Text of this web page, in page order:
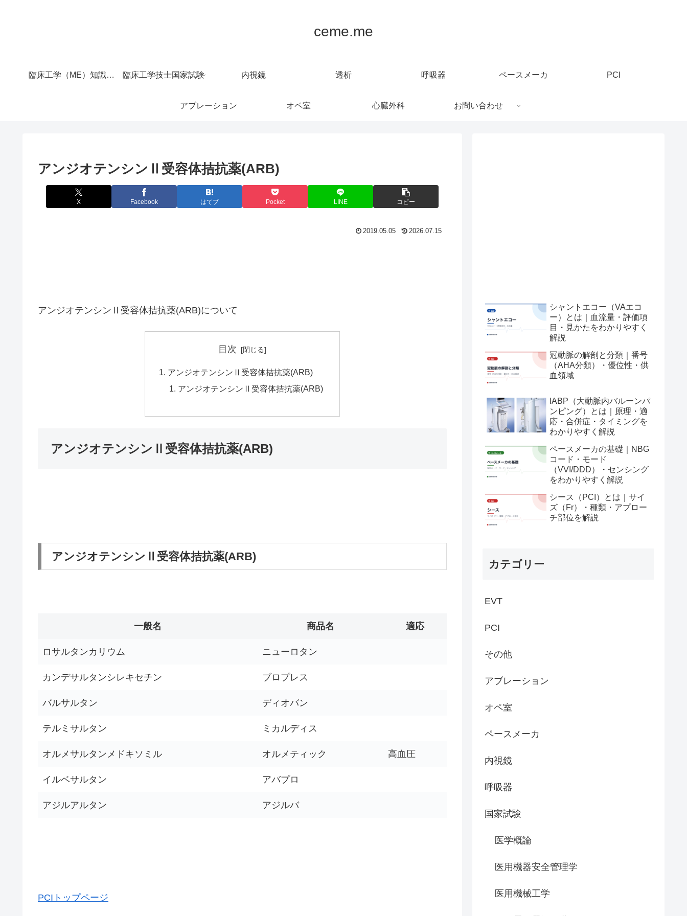
ceme.me
臨床工学（ME）知識マップ｜サイト全体の目次 臨床工学技士国家試験 内視鏡 透析 呼吸器 ペースメーカ PCI
アブレーション オペ室 心臓外科 お問い合わせ
アンジオテンシンⅡ受容体拮抗薬(ARB)
X Facebook はてブ Pocket LINE コピー
2019.05.05 2026.07.15
アンジオテンシンⅡ受容体拮抗薬(ARB)について
目次
アンジオテンシンⅡ受容体拮抗薬(ARB)
アンジオテンシンⅡ受容体拮抗薬(ARB)
アンジオテンシンⅡ受容体拮抗薬(ARB)
アンジオテンシンⅡ受容体拮抗薬(ARB)
一般名 商品名 適応
ロサルタンカリウム ニューロタン
カンデサルタンシレキセチン ブロプレス
バルサルタン ディオバン
テルミサルタン ミカルディス
オルメサルタンメドキソミル オルメティック 高血圧
イルベサルタン アバプロ
アジルアルタン アジルバ
PCIトップページ
シャントエコー（VAエコ
ー）とは｜血流量・評価項
目・見かたをわかりやすく
解説
冠動脈の解剖と分類｜番号
（AHA分類）・優位性・供
血領域
IABP（大動脈内バルーンパ
ンピング）とは｜原理・適
応・合併症・タイミングを
わかりやすく解説
ペースメーカの基礎｜NBG
コード・モード
（VVI/DDD）・センシング
をわかりやすく解説
シース（PCI）とは｜サイ
ズ（Fr）・種類・アプロー
チ部位を解説
カテゴリー
EVT
PCI
その他
アブレーション
オペ室
ペースメーカ
内視鏡
呼吸器
国家試験
医学概論
医用機器安全管理学
医用機械工学